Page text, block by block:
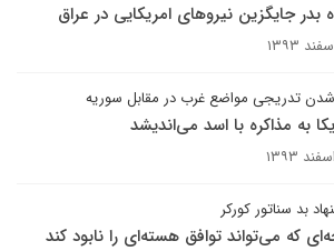
بدر جایگزین نیروهای امریکایی در عراق
تدریجی مواضع غرب در مقابل سوریه
به مذاکره با اسد می‌اندیشد
بد سناتور کورکر
که می‌تواند توافق هسته‌ای را نابود کند